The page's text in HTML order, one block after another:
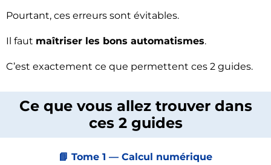
Pourtant, ces erreurs sont évitables.
Il faut maîtriser les bons automatismes.
C’est exactement ce que permettent ces 2 guides.
Ce que vous allez trouver dans
ces 2 guides
📘 Tome 1 — Calcul numérique